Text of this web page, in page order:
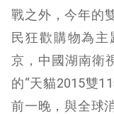
戰之外，今年的
民狂歡購物為
京，中國湖南衛
的“天貓2015雙
前一晚，與全球